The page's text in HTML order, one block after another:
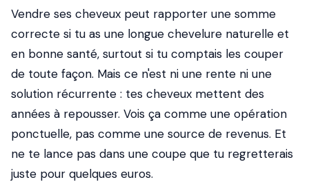
Vendre ses cheveux peut rapporter une somme
correcte si tu as une longue chevelure naturelle et
en bonne santé, surtout si tu comptais les couper
de toute façon. Mais ce n'est ni une rente ni une
solution récurrente : tes cheveux mettent des
années à repousser. Vois ça comme une opération
ponctuelle, pas comme une source de revenus. Et
ne te lance pas dans une coupe que tu regretterais
juste pour quelques euros.